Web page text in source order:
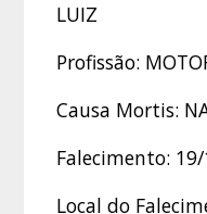
LUIZ
Profissão:
Causa Mortis:
Falecimento:
Local do